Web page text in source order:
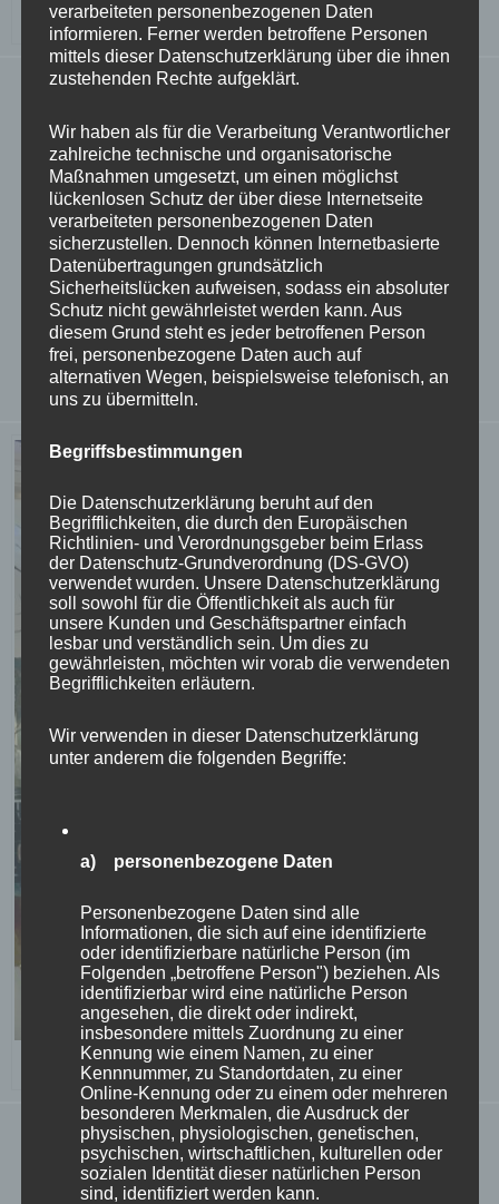
Walpersdorf castle © Brigitte Pamperl
On the outside of the courtyard wings of Walpersdorf
Castle there are corner wings, the north-eastern one of
which houses the castle chapel, which was originally
built in 1577-94 as a Protestant prayer room with a
lower church, where the tomb of Helmhard the Elder
Jörger von Tollet and his family is located. The castle
chapel consists of a wide, rectangular hall with a high
wooden mirror vault from 1672. The walls are divided by
pilasters and a surrounding entablature zone.
Christmas Decoration at Walpersdorf Castle © Brigitte Pamperl
On the first advent Sunday in Walpersdorf castle you
can find a range of beautiful festive Christmas
verarbeiteten personenbezogenen Daten
informieren. Ferner werden betroffene Personen
mittels dieser Datenschutzerklärung über die ihnen
zustehenden Rechte aufgeklärt.
Wir haben als für die Verarbeitung Verantwortlicher
zahlreiche technische und organisatorische
Maßnahmen umgesetzt, um einen möglichst
lückenlosen Schutz der über diese Internetseite
verarbeiteten personenbezogenen Daten
sicherzustellen. Dennoch können Internetbasierte
Datenübertragungen grundsätzlich
Sicherheitslücken aufweisen, sodass ein absoluter
Schutz nicht gewährleistet werden kann. Aus
diesem Grund steht es jeder betroffenen Person
frei, personenbezogene Daten auch auf
alternativen Wegen, beispielsweise telefonisch, an
uns zu übermitteln.
Begriffsbestimmungen
Die Datenschutzerklärung beruht auf den
Begrifflichkeiten, die durch den Europäischen
Richtlinien- und Verordnungsgeber beim Erlass
der Datenschutz-Grundverordnung (DS-GVO)
verwendet wurden. Unsere Datenschutzerklärung
soll sowohl für die Öffentlichkeit als auch für
unsere Kunden und Geschäftspartner einfach
lesbar und verständlich sein. Um dies zu
gewährleisten, möchten wir vorab die verwendeten
Begrifflichkeiten erläutern.
Wir verwenden in dieser Datenschutzerklärung
unter anderem die folgenden Begriffe:
a) personenbezogene Daten
Personenbezogene Daten sind alle
Informationen, die sich auf eine identifizierte
oder identifizierbare natürliche Person (im
Folgenden „betroffene Person") beziehen. Als
identifizierbar wird eine natürliche Person
angesehen, die direkt oder indirekt,
insbesondere mittels Zuordnung zu einer
Kennung wie einem Namen, zu einer
Kennnummer, zu Standortdaten, zu einer
Online-Kennung oder zu einem oder mehreren
besonderen Merkmalen, die Ausdruck der
physischen, physiologischen, genetischen,
psychischen, wirtschaftlichen, kulturellen oder
sozialen Identität dieser natürlichen Person
sind, identifiziert werden kann.